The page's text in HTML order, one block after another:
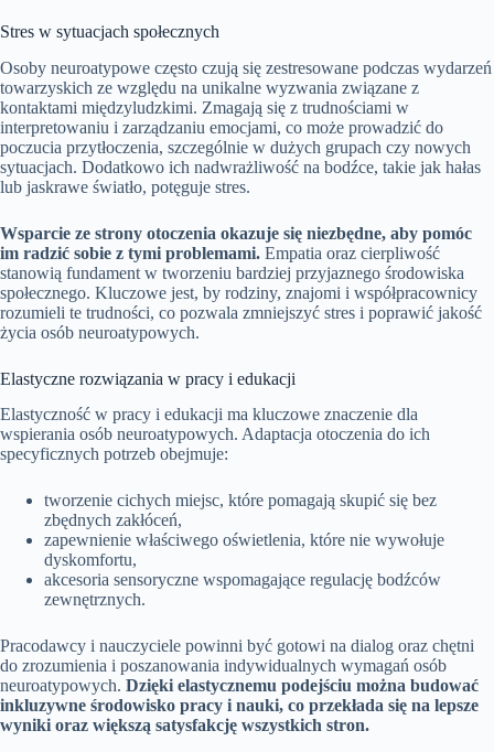
Stres w sytuacjach społecznych
Osoby neuroatypowe często czują się zestresowane podczas wydarzeń
towarzyskich ze względu na unikalne wyzwania związane z
kontaktami międzyludzkimi. Zmagają się z trudnościami w
interpretowaniu i zarządzaniu emocjami, co może prowadzić do
poczucia przytłoczenia, szczególnie w dużych grupach czy nowych
sytuacjach. Dodatkowo ich nadwrażliwość na bodźce, takie jak hałas
lub jaskrawe światło, potęguje stres.
Wsparcie ze strony otoczenia okazuje się niezbędne, aby pomóc
im radzić sobie z tymi problemami. Empatia oraz cierpliwość
stanowią fundament w tworzeniu bardziej przyjaznego środowiska
społecznego. Kluczowe jest, by rodziny, znajomi i współpracownicy
rozumieli te trudności, co pozwala zmniejszyć stres i poprawić jakość
życia osób neuroatypowych.
Elastyczne rozwiązania w pracy i edukacji
Elastyczność w pracy i edukacji ma kluczowe znaczenie dla
wspierania osób neuroatypowych. Adaptacja otoczenia do ich
specyficznych potrzeb obejmuje:
tworzenie cichych miejsc, które pomagają skupić się bez
zbędnych zakłóceń,
zapewnienie właściwego oświetlenia, które nie wywołuje
dyskomfortu,
akcesoria sensoryczne wspomagające regulację bodźców
zewnętrznych.
Pracodawcy i nauczyciele powinni być gotowi na dialog oraz chętni
do zrozumienia i poszanowania indywidualnych wymagań osób
neuroatypowych. Dzięki elastycznemu podejściu można budować
inkluzywne środowisko pracy i nauki, co przekłada się na lepsze
wyniki oraz większą satysfakcję wszystkich stron.